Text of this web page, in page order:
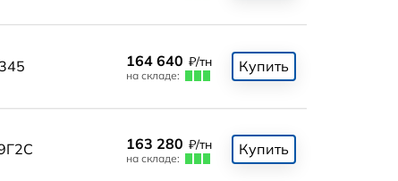
164 640 ₽/тн
на складе:
Купить
163 280 ₽/тн
на складе:
Купить